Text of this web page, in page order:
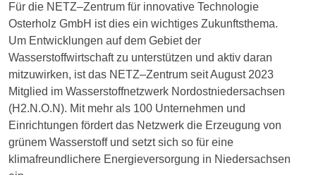
Für die NETZ–Zentrum für innovative Technologie
Osterholz GmbH ist dies ein wichtiges Zukunftsthema.
Um Entwicklungen auf dem Gebiet der
Wasserstoffwirtschaft zu unterstützen und aktiv daran
mitzuwirken, ist das NETZ–Zentrum seit August 2023
Mitglied im Wasserstoffnetzwerk Nordostniedersachsen
(H2.N.O.N). Mit mehr als 100 Unternehmen und
Einrichtungen fördert das Netzwerk die Erzeugung von
grünem Wasserstoff und setzt sich so für eine
klimafreundlichere Energieversorgung in Niedersachsen